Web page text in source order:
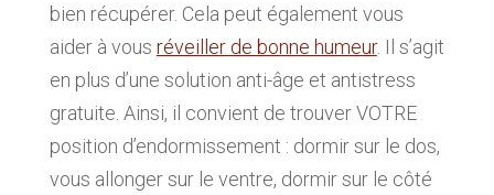
bien récupérer. Cela peut également vous
aider à vous réveiller de bonne humeur. Il s’agit
en plus d’une solution anti-âge et antistress
gratuite. Ainsi, il convient de trouver VOTRE
position d’endormissement : dormir sur le dos,
vous allonger sur le ventre, dormir sur le côté